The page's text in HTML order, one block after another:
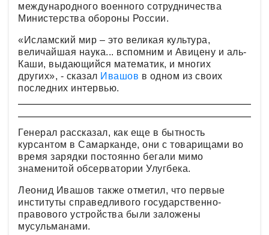
международного военного сотрудничества
Министерства обороны России.
«Исламский мир – это великая культура,
величайшая наука... вспомним и Авицену и аль-
Каши, выдающийся математик, и многих
других», - сказал Ивашов в одном из своих
последних интервью.
Генерал рассказал, как еще в бытность
курсантом в Самарканде, они с товарищами во
время зарядки постоянно бегали мимо
знаменитой обсерватории Улугбека.
Леонид Ивашов также отметил, что первые
институты справедливого государственно-
правового устройства были заложены
мусульманами.